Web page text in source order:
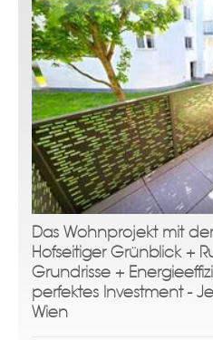
Das Wohnprojekt mit
Hofseitiger Grünblick +
Grundrisse +
perfektes Investment -
Wien